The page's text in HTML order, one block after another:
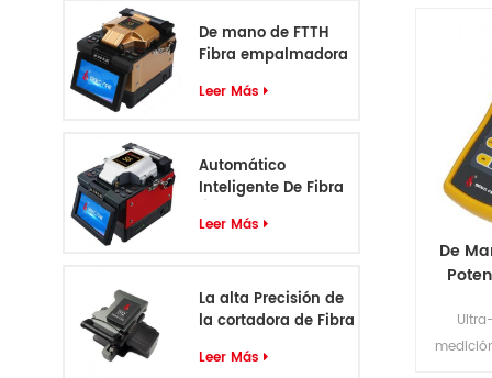
De mano de FTTH
Fibra empalmadora
Leer Más
Automático
Inteligente De Fibra
Empalmadora S6
Leer Más
La alta Precisión de
la cortadora de Fibra
Leer Más
FTS510
De